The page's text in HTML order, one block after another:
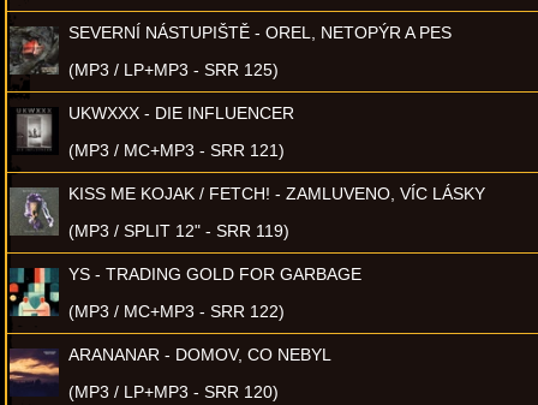
SEVERNÍ NÁSTUPIŠTĚ - OREL, NETOPÝR A PES
(MP3 / LP+MP3 - SRR 125)
UKWXXX - DIE INFLUENCER
(MP3 / MC+MP3 - SRR 121)
KISS ME KOJAK / FETCH! - ZAMLUVENO, VÍC LÁSKY
(MP3 / SPLIT 12" - SRR 119)
YS - TRADING GOLD FOR GARBAGE
(MP3 / MC+MP3 - SRR 122)
ARANANAR - DOMOV, CO NEBYL
(MP3 / LP+MP3 - SRR 120)